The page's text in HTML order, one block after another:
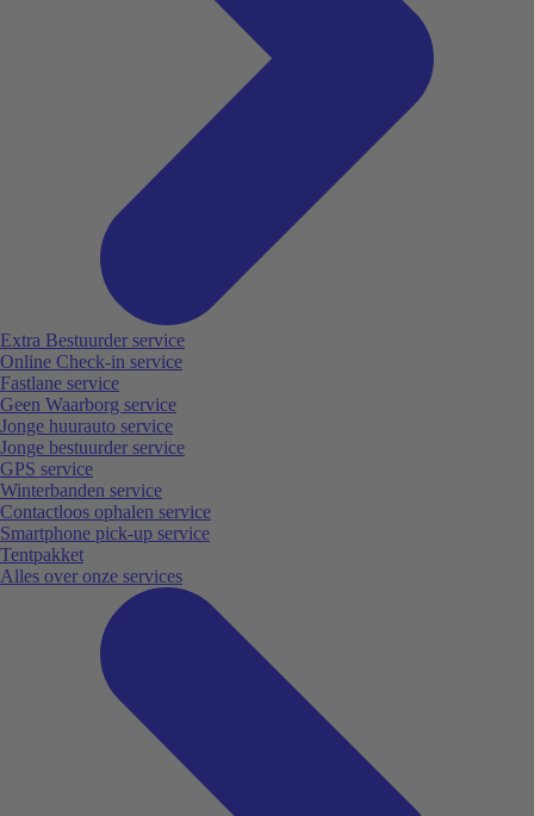
Extra Bestuurder service
Online Check-in service
Fastlane service
Geen Waarborg service
Jonge huurauto service
Jonge bestuurder service
GPS service
Winterbanden service
Contactloos ophalen service
Smartphone pick-up service
Tentpakket
Alles over onze services